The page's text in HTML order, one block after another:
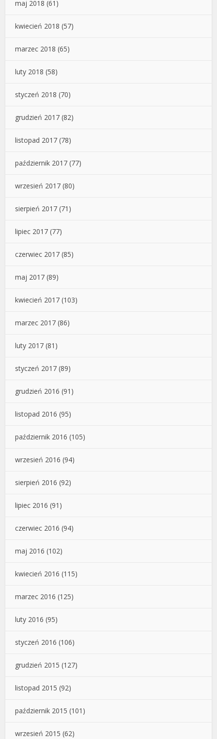
maj 2018 (61)
kwiecień 2018 (57)
marzec 2018 (65)
luty 2018 (58)
styczeń 2018 (70)
grudzień 2017 (82)
listopad 2017 (78)
październik 2017 (77)
wrzesień 2017 (80)
sierpień 2017 (71)
lipiec 2017 (77)
czerwiec 2017 (85)
maj 2017 (89)
kwiecień 2017 (103)
marzec 2017 (86)
luty 2017 (81)
styczeń 2017 (89)
grudzień 2016 (91)
listopad 2016 (95)
październik 2016 (105)
wrzesień 2016 (94)
sierpień 2016 (92)
lipiec 2016 (91)
czerwiec 2016 (94)
maj 2016 (102)
kwiecień 2016 (115)
marzec 2016 (125)
luty 2016 (95)
styczeń 2016 (106)
grudzień 2015 (127)
listopad 2015 (92)
październik 2015 (101)
wrzesień 2015 (62)